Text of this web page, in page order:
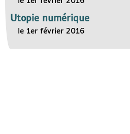
Utopie numérique
le 1er février 2016